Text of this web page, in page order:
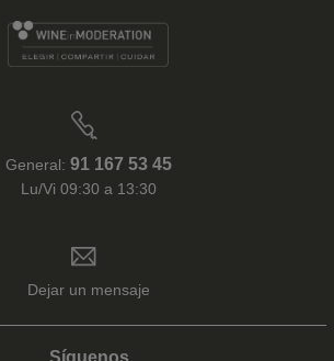
General: 91 167 53 45
Lu/Vi 09:30 a 13:30
Dejar un mensaje
Síguenos